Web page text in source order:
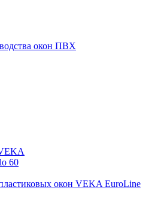
окон ПВХ
60
окон VEKA EuroLine